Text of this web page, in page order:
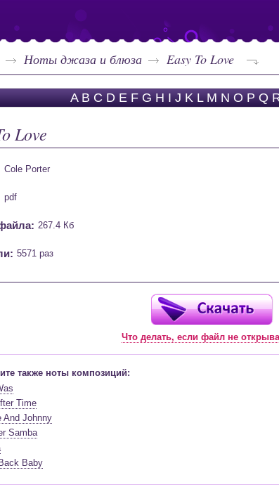
Ноты джаза и блюза Easy To Love
A B C D E F G H I J K L M N O P Q
Love
Cole Porter
pdf
267.4 Кб
5571 раз
Что делать, если файл не
также ноты композиций:
Time
And Johnny
Samba
Baby